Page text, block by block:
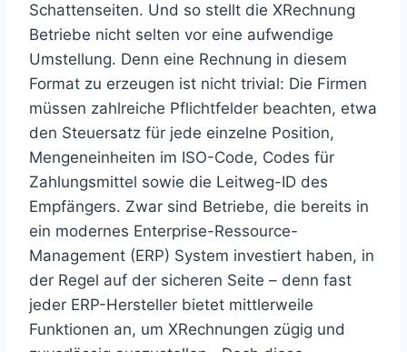
Schattenseiten. Und so stellt die XRechnung
Betriebe nicht selten vor eine aufwendige
Umstellung. Denn eine Rechnung in diesem
Format zu erzeugen ist nicht trivial: Die Firmen
müssen zahlreiche Pflichtfelder beachten, etwa
den Steuersatz für jede einzelne Position,
Mengeneinheiten im ISO-Code, Codes für
Zahlungsmittel sowie die Leitweg-ID des
Empfängers. Zwar sind Betriebe, die bereits in
ein modernes Enterprise-Ressource-
Management (ERP) System investiert haben, in
der Regel auf der sicheren Seite – denn fast
jeder ERP-Hersteller bietet mittlerweile
Funktionen an, um XRechnungen zügig und